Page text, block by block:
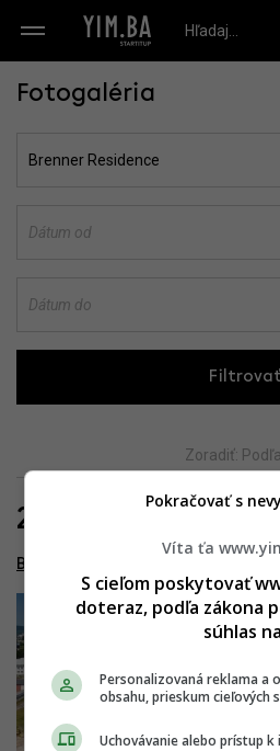
Fotogaléria
Filtrovať
Zoradiť:
24.05.2026
Brenner Residence
Víta ťa
S cieľom poskytovať
doteraz, podľa zákona
súhlas
Personalizovaná reklama a
obsahu, prieskum cieľových
Uchovávanie alebo prístup
Pokračovať s